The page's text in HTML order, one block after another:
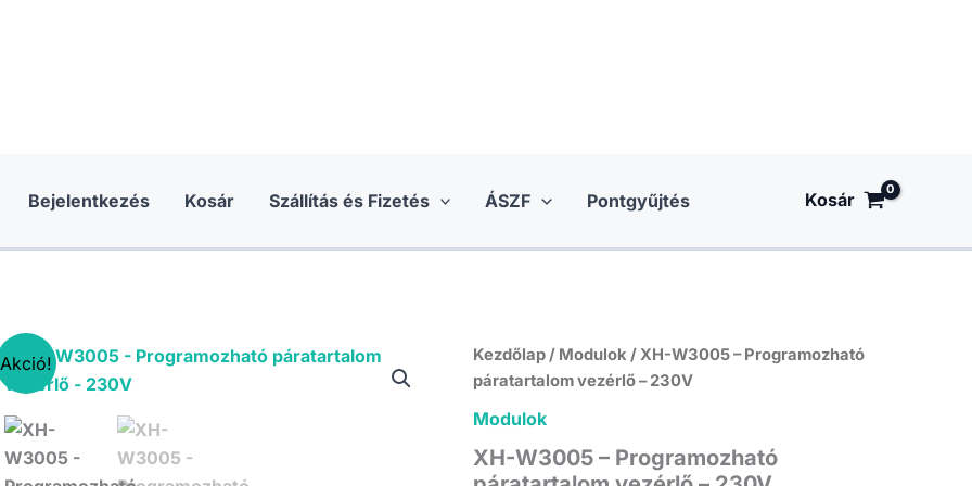
Bejelentkezés Kosár Szállítás és Fizetés ÁSZF Pontgyűjtés Kosár
Akció! Kezdőlap/ Modulok / XH-W3005 – Programozható
páratartalom vezérlő – 230V
Modulok
XH-W3005 – Programozható